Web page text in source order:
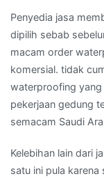
Penyedia jasa
dipilih sebab
macam order
komersial. tidak
waterproofing yang
pekerjaan gedung
semacam Saudi
Kelebihan lain dari
satu ini pula